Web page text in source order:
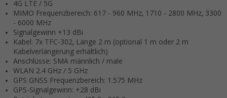
4G LTE / 5G
MIMO Frequenzbereich: 617 - 960 MHz, 1710 - 2800 MHz, 3300
- 6000 MHz
Signalgewinn +13 dBi
Kabel: 7x TFC-302, Länge 2 m (optional 1 m oder 2 m
Kabelverlängerung erhältlich)
Anschlüsse: SMA männlich / male
WLAN 2.4 GHz / 5 GHz
GPS GNSS Frequenzbereich: 1.575 MHz
GPS-Signalgewinn: +28 dBi